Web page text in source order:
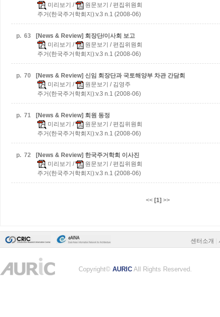
미리보기 / 원문보기 / 편집위원회
주거(한국주거학회지):v.3 n.1 (2008-06)
p. 63
[News & Review] 회장단/이사회 보고
미리보기 / 원문보기 / 편집위원회
주거(한국주거학회지):v.3 n.1 (2008-06)
p. 70
[News & Review] 신임 회장단과 국토해양부 차관 간담회
미리보기 / 원문보기 / 김영주
주거(한국주거학회지):v.3 n.1 (2008-06)
p. 71
[News & Review] 회원 동정
미리보기 / 원문보기 / 편집위원회
주거(한국주거학회지):v.3 n.1 (2008-06)
p. 72
[News & Review] 한국주거학회 이사진
미리보기 / 원문보기 / 편집위원회
주거(한국주거학회지):v.3 n.1 (2008-06)
<< [1] >>
센터소개
Copyright© AURIC All Rights Reserved.